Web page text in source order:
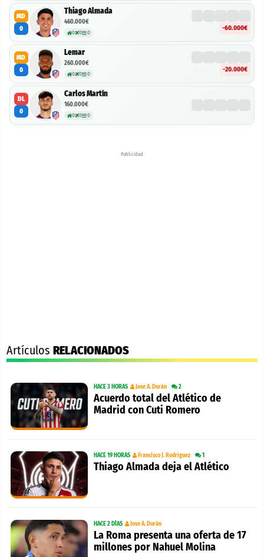
MD
0
Thiago Almada
460.000€
0 0 0
-60.000€
MD
0
Lemar
260.000€
0 0 0
-20.000€
DL
0
Carlos Martín
160.000€
0 0 0
Publicidad
Artículos RELACIONADOS
HACE 3 HORAS Jose A. Durán 2
Acuerdo total del Atlético de
Madrid con Cuti Romero
HACE 19 HORAS Francisco J. Rodríguez 1
Thiago Almada deja el Atlético
HACE 2 DÍAS Jose A. Durán
La Roma presenta una oferta de 17
millones por Nahuel Molina